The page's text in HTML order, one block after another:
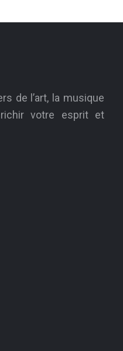
de l’art, la musique
votre esprit et